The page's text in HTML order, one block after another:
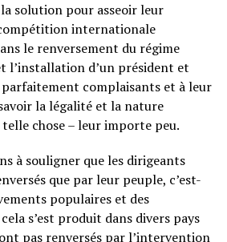
solution pour asseoir leur
internationale
le renversement du régime
l’installation d’un président et
complaisants et à leur
la légalité et la nature
chose – leur importe peu.
à souligner que les dirigeants
que par leur peuple, c’est-
populaires et des
s’est produit dans divers pays
pas renversés par l’intervention